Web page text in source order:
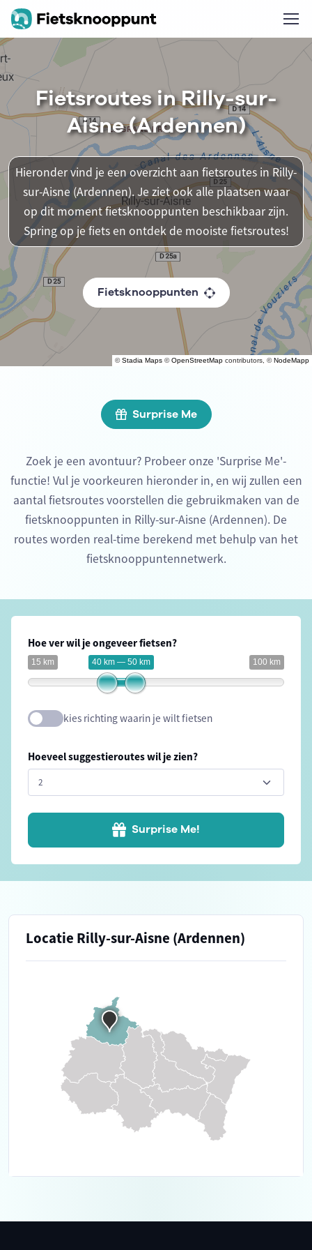
©Stadia Maps ©OpenStreetMap contributors, ©NodeMapp
Fietsroutes in Rilly-sur-
Aisne (Ardennen)
Hieronder vind je een overzicht aan fietsroutes in Rilly-
sur-Aisne (Ardennen). Je ziet ook alle plaatsen waar
op dit moment fietsknooppunten beschikbaar zijn.
Spring op je fiets en ontdek de mooiste fietsroutes!
Fietsknooppunten
Surprise Me
Zoek je een avontuur? Probeer onze 'Surprise Me'-
functie! Vul je voorkeuren hieronder in, en wij zullen een
aantal fietsroutes voorstellen die gebruikmaken van de
fietsknooppunten in Rilly-sur-Aisne (Ardennen). De
routes worden real-time berekend met behulp van het
fietsknooppuntennetwerk.
Hoe ver wil je ongeveer fietsen?
15 km 100 km
40 km — 50 km
kies richting waarin je wilt fietsen
Hoeveel suggestieroutes wil je zien?
Surprise Me!
Locatie Rilly-sur-Aisne (Ardennen)